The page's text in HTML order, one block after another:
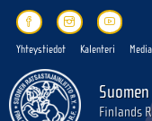
Yhteystiedot Kalenteri
Finlands